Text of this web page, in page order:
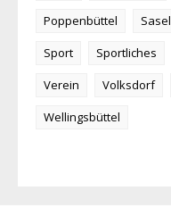
Poppenbüttel
Sasel
Sport
Sportliches
Verein
Volksdorf
Wellingsbüttel